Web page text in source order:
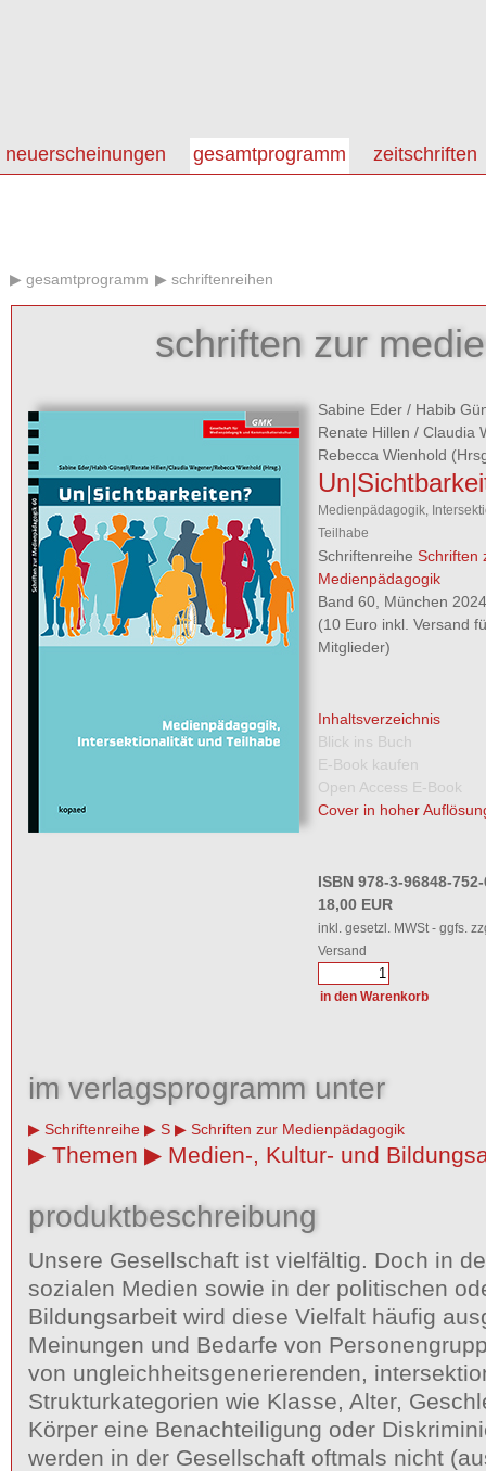
neuerscheinungen gesamtprogramm zeitschriften
gesamtprogramm schriftenreihen
schriften zur
Sabine Eder/ Habib
Renate Hillen / Claudia
Rebecca Wienhold
Medienpädagogik,
Teilhabe
Schriftenreihe Schriften
Medienpädagogik
Band 60, München
(10 Euro inkl. Versand
Mitglieder)
Inhaltsverzeichnis
Blick ins Buch
E-Book kaufen
Open Access E-Book
Cover in hoher
ISBN 978-3-96848-
18,00 EUR
inkl. gesetzl. MWSt - ggfs.
Versand
im verlagsprogramm unter
Schriftenreihe S Schriften zur Medienpädagogik
Themen Medien-, Kultur- und
produktbeschreibung
Unsere Gesellschaft ist vielfältig. Doch in
sozialen Medien sowie in der politischen
Bildungsarbeit wird diese Vielfalt häufig
Meinungen und Bedarfe von
von ungleichheitsgenerierenden,
Strukturkategorien wie Klasse, Alter,
Körper eine Benachteiligung oder
werden in der Gesellschaft oftmals nicht